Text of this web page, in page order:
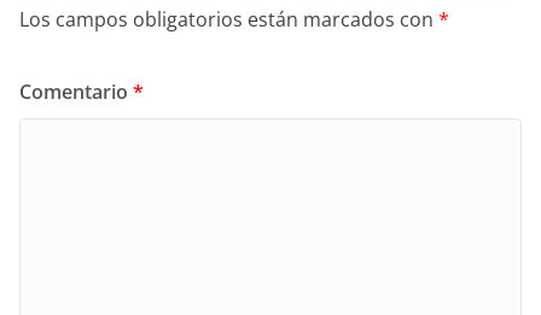
Los campos obligatorios están marcados con *
Comentario *